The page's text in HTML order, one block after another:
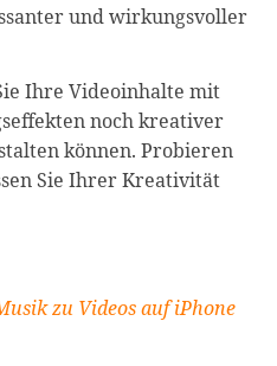
und wirkungsvoller
Ihre Videoinhalte mit
noch kreativer
können. Probieren
Sie Ihrer Kreativität
zu Videos auf iPhone